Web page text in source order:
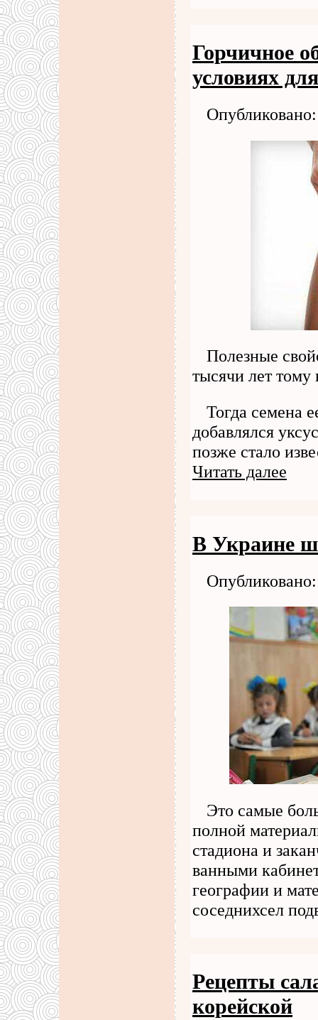
Горчичное
условиях для
Полезные
тысячи лет тому
Тогда семена
добавлялся
позже стало
Читать далее
В Украине
Это самые
полной
стадиона и
ванными
географии и
соседнихсел
Рецепты
корейской